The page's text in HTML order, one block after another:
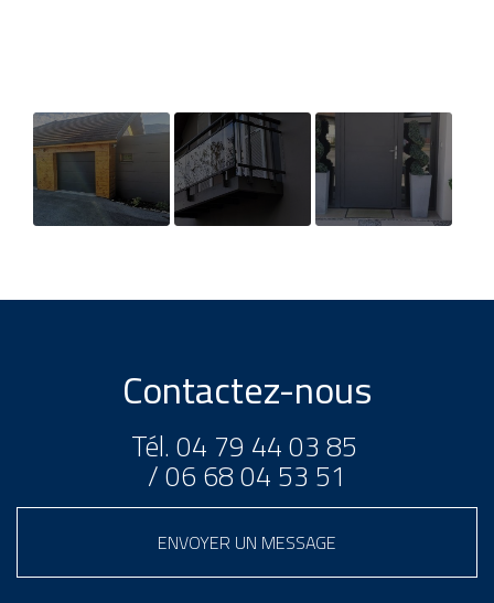
dans l'Ain, en garde-corps porte d’entrée à
Contactez-nous
Tél.04 79 44 03 85
/06 68 04 53 51
ENVOYER UN MESSAGE